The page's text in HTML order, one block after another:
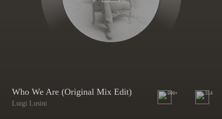
Who We Are (Original Mix Edit)
Luigi Lusini
999+ 314